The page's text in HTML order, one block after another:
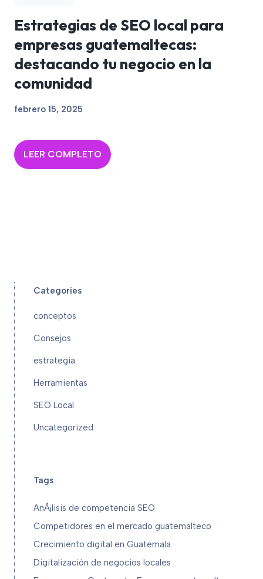
Estrategias de SEO local para
empresas guatemaltecas:
destacando tu negocio en la
comunidad
febrero 15, 2025
LEER COMPLETO
Categories
conceptos
Consejos
estrategia
Herramientas
SEO Local
Uncategorized
Tags
AnÃ¡lisis de competencia SEO
Competidores en el mercado guatemalteco
Crecimiento digital en Guatemala
Digitalización de negocios locales